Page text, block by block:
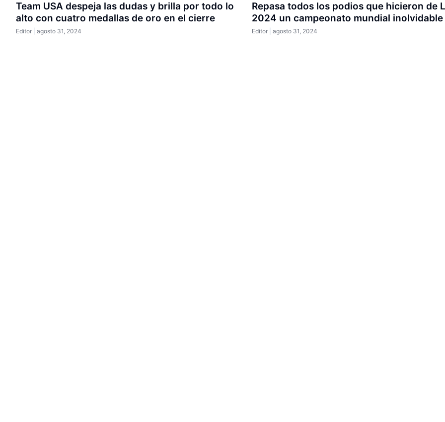
Team USA despeja las dudas y brilla por todo lo
alto con cuatro medallas de oro en el cierre
Editor agosto 31, 2024
Repasa todos los podios que hicieron de
2024 un campeonato mundial inolvidable
Editor agosto 31, 2024